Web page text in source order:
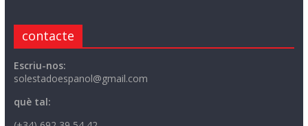
contacte
Escriu-nos:
solestadoespanol@gmail.com
què tal: